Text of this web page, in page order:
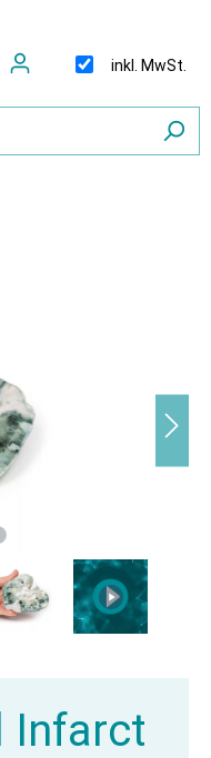
inkl. MwSt.
Infarct